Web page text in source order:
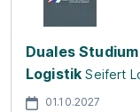
Duales
Logistik Seifert
01.10.2027